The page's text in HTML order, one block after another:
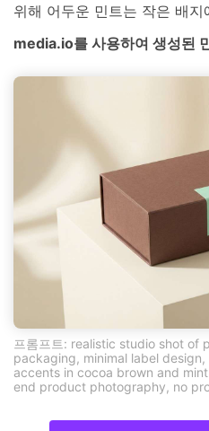
위해 어두운 민트는 작은 배지
media.io를 사용하여 생성된
프롬프트: realistic studio shot of
packaging, minimal label
accents in cocoa brown and
end product photography, no